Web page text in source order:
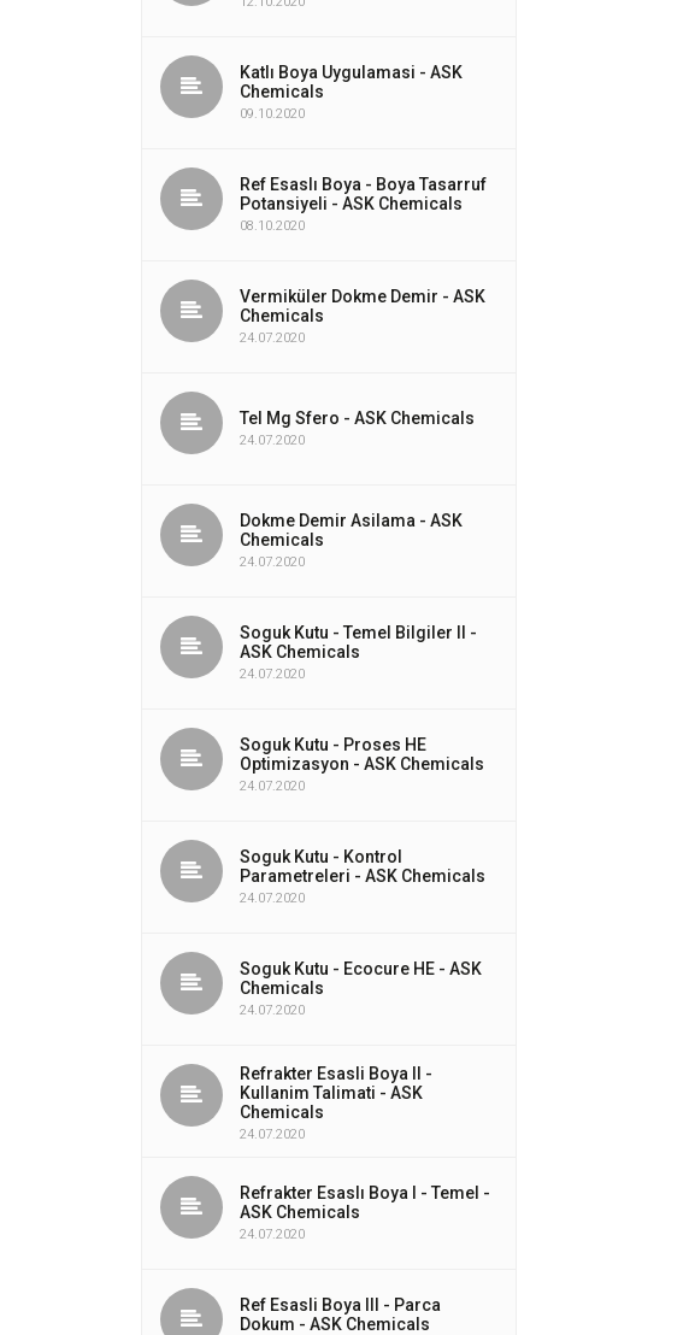
Katlı Boya Uygulamasi - ASK
Chemicals
09.10.2020
Ref Esaslı Boya - Boya Tasarruf
Potansiyeli - ASK Chemicals
08.10.2020
Vermiküler Dokme Demir - ASK
Chemicals
24.07.2020
Tel Mg Sfero - ASK Chemicals
24.07.2020
Dokme Demir Asilama - ASK
Chemicals
24.07.2020
Soguk Kutu - Temel Bilgiler II -
ASK Chemicals
24.07.2020
Soguk Kutu - Proses HE
Optimizasyon - ASK Chemicals
24.07.2020
Soguk Kutu - Kontrol
Parametreleri - ASK Chemicals
24.07.2020
Soguk Kutu - Ecocure HE - ASK
Chemicals
24.07.2020
Refrakter Esasli Boya II -
Kullanim Talimati - ASK
Chemicals
24.07.2020
Refrakter Esaslı Boya I - Temel -
ASK Chemicals
24.07.2020
Ref Esasli Boya III - Parca
Dokum - ASK Chemicals